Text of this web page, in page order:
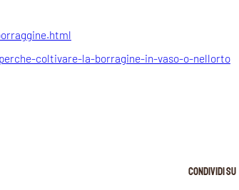
coltivare-la-borragine-in-vaso-o-nellorto
CONDIVIDI SU